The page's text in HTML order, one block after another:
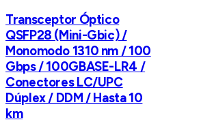
Transceptor Óptico
QSFP28 (Mini-Gbic) /
Monomodo 1310 nm / 100
Gbps / 100GBASE-LR4 /
Conectores LC/UPC
Dúplex / DDM / Hasta 10
km